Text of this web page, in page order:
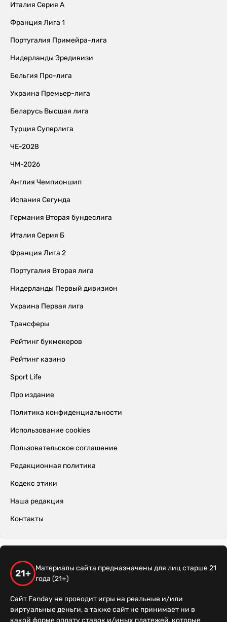
Италия Серия А
Франция Лига 1
Португалия Примейра-лига
Нидерланды Эредивизи
Бельгия Про-лига
Украина Премьер-лига
Беларусь Высшая лига
Турция Суперлига
ЧЕ-2028
ЧМ-2026
Англия Чемпионшип
Испания Сегунда
Германия Вторая бундеслига
Италия Серия Б
Франция Лига 2
Португалия Вторая лига
Нидерланды Первый дивизион
Украина Первая лига
Трансферы
Рейтинг букмекеров
Рейтинг казино
Sport Life
Про издание
Политика конфиденциальности
Использование cookies
Пользовательское соглашение
Редакционная политика
Кодекс этики
Наша редакция
Контакты
21+
Материалы сайта предназначены для лиц старше 21
года (21+)
Сайт Fanday не проводит игры на реальные и/или
виртуальные деньги, а также сайт не принимает ни в